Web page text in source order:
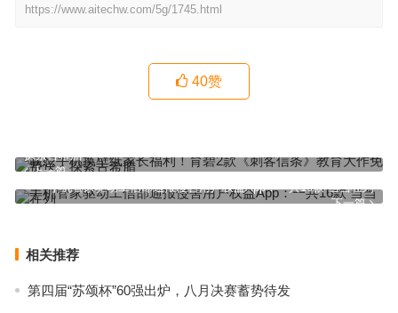
https://www.aitechw.com/5g/1745.html
40赞
上一篇
探索古希腊
下一篇
手机管家驱动工信部通报侵害用户权益App：一共16款 当当在列
相关推荐
第四届“苏颂杯”60强出炉，八月决赛蓄势待发